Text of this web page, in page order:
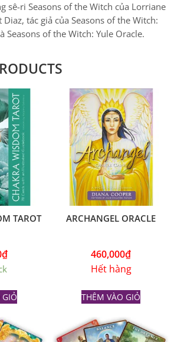
sê-ri Seasons of the Witch của Lorriane
Diaz, tác giả của Seasons of the Witch:
Seasons of the Witch: Yule Oracle.
TAROT
₫
ARCHANGEL ORACLE
460,000₫
Hết hàng
THÊM VÀO GIỎ